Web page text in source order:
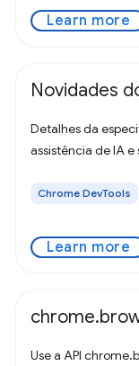
Learn more
Novidades
Detalhes da
assistência de IA
Chrome DevTools
Learn more
Use a API